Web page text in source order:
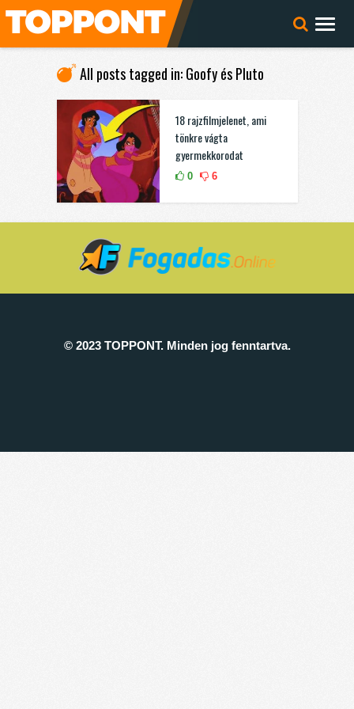
All posts tagged in: Goofy és Pluto
18 rajzfilmjelenet, ami
tönkre vágta
gyermekkorodat
0 6
© 2023 TOPPONT. Minden jog fenntartva.